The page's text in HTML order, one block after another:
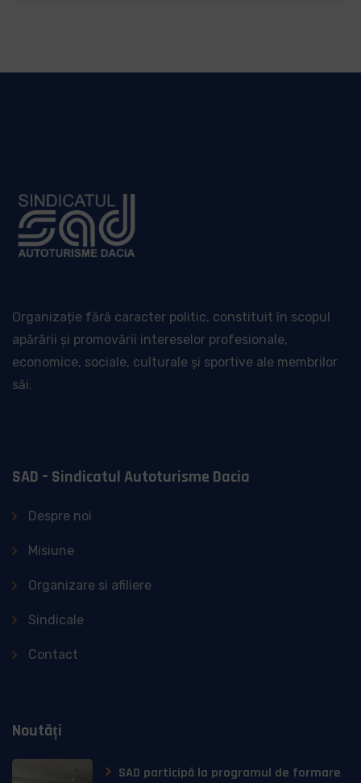
Organizație fără caracter politic, constituit în scopul
apărării și promovării intereselor profesionale,
economice, sociale, culturale și sportive ale membrilor
săi.
SAD – Sindicatul Autoturisme Dacia
Despre noi
Misiune
Organizare si afiliere
Sindicale
Contact
Noutăți
SAD participă la programul de formare